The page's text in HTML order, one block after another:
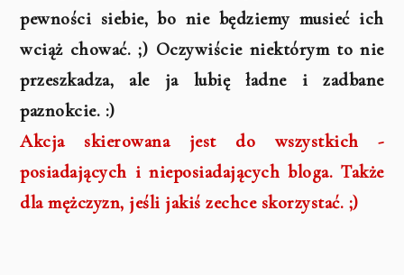
pewności siebie, bo nie będziemy musieć ich
wciąż chować. ;) Oczywiście niektórym to nie
przeszkadza, ale ja lubię ładne i zadbane
paznokcie. :)
Akcja skierowana jest do wszystkich -
posiadających i nieposiadających bloga. Także
dla mężczyzn, jeśli jakiś zechce skorzystać. ;)